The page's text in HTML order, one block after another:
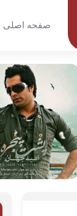
صفحه اصلی